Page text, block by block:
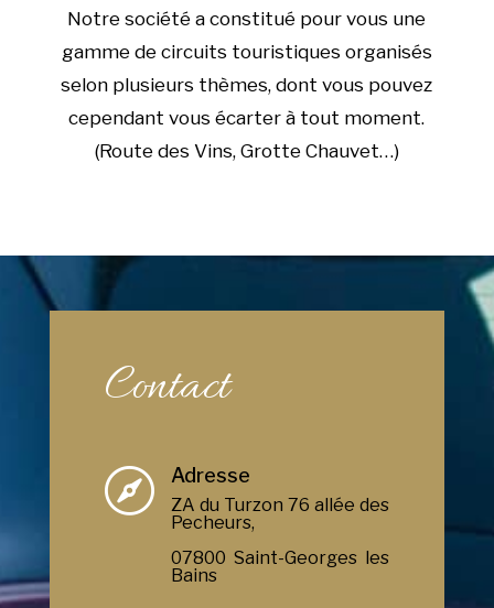
Notre société a constitué pour vous une
gamme de circuits touristiques organisés
selon plusieurs thèmes, dont vous pouvez
cependant vous écarter à tout moment.
(Route des Vins, Grotte Chauvet…)
Contact
 Adresse
ZA du Turzon 76 allée des
Pecheurs,
07800 Saint-Georges les
Bains